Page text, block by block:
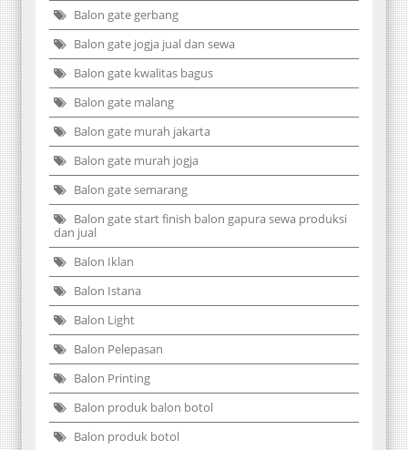
Balon gate gerbang
Balon gate jogja jual dan sewa
Balon gate kwalitas bagus
Balon gate malang
Balon gate murah jakarta
Balon gate murah jogja
Balon gate semarang
Balon gate start finish balon gapura sewa produksi
dan jual
Balon Iklan
Balon Istana
Balon Light
Balon Pelepasan
Balon Printing
Balon produk balon botol
Balon produk botol